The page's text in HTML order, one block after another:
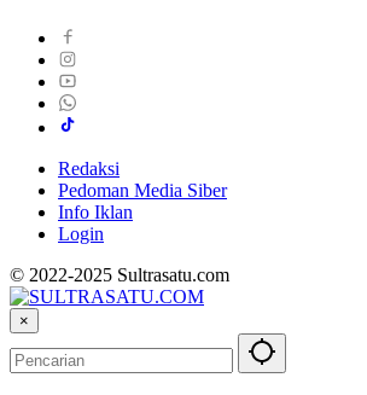
Redaksi
Pedoman Media Siber
Info Iklan
Login
© 2022-2025 Sultrasatu.com
×